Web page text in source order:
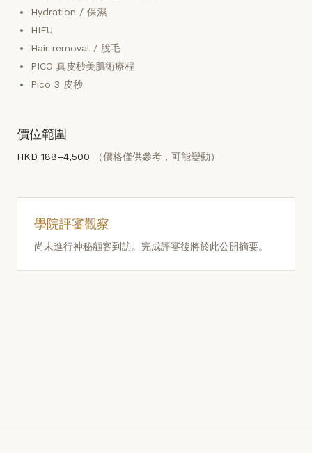
Hydration / 保濕
HIFU
Hair removal / 脫毛
PICO 真皮秒美肌術療程
Pico 3 皮秒
價位範圍
HKD 188–4,500 （價格僅供參考，可能變動）
學院評審觀察
尚未進行神秘顧客到訪。完成評審後將於此公開摘要。